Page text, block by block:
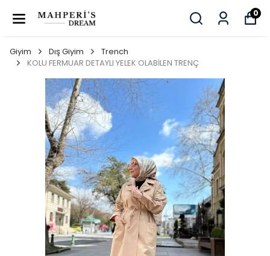
0
Giyim Dış Giyim
Trench
KOLU FERMUAR DETAYLI YELEK OLABİLEN TRENÇ